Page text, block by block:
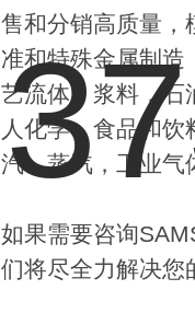
售和分销高质量，
准和特殊金属制造
艺流体，浆料，石
人化学，食品和
汽，蒸汽，工业气
如果需要咨询
们将尽全力解决您